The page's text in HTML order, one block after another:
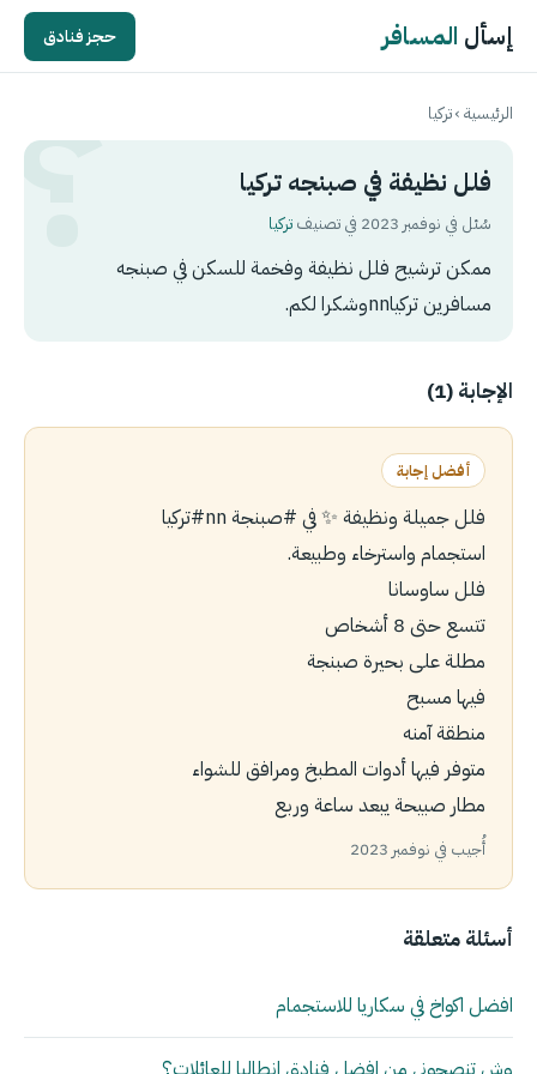
إسأل المسافر حجز فنادق
الرئيسية›تركيا
فلل نظيفة في صبنجه تركيا
سُئل في نوفمبر 2023 في تصنيف تركيا
ممكن ترشيح فلل نظيفة وفخمة للسكن في صبنجه
مسافرين تركياnnوشكرا لكم.
الإجابة (1)
أفضل إجابة
فلل جميلة ونظيفة ✨ في ‎#صبنجة nn‎#تركيا
استجمام واسترخاء وطبيعة.
فلل ساوسانا
تتسع حتى 8 أشخاص
مطلة على بحيرة صبنجة
فيها مسبح
منطقة آمنه
متوفر فيها أدوات المطبخ ومرافق للشواء
مطار صبيحة يبعد ساعة وربع
أُجيب في نوفمبر 2023
أسئلة متعلقة
افضل اكواخ في سكاريا للاستجمام